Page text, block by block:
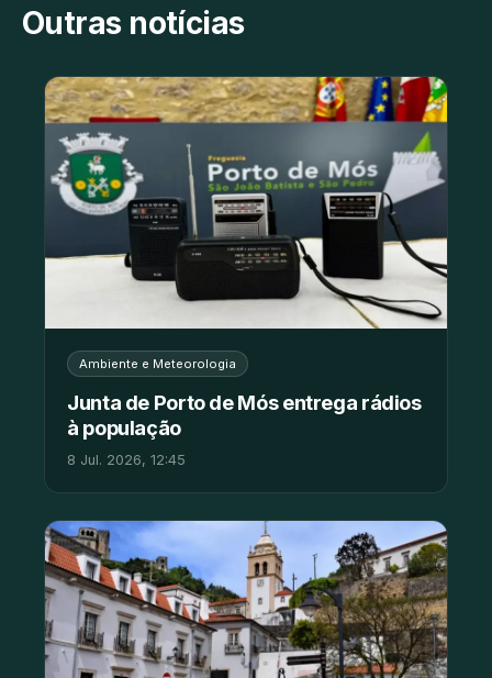
Outras notícias
Ambiente e Meteorologia
Junta de Porto de Mós entrega rádios
à população
8 Jul. 2026, 12:45